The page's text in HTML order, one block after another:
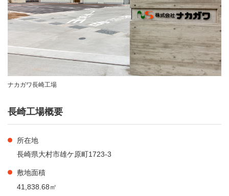
ナカガワ長崎工場
長崎工場概要
所在地
長崎県大村市雄ケ原町1723-3
敷地面積
41,838.68㎡